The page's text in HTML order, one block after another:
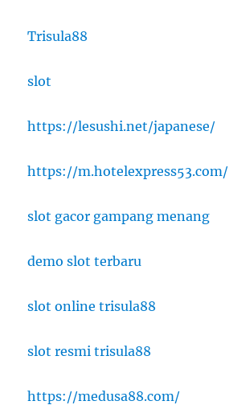
Trisula88
slot
https://lesushi.net/japanese/
https://m.hotelexpress53.com/
slot gacor gampang menang
demo slot terbaru
slot online trisula88
slot resmi trisula88
https://medusa88.com/